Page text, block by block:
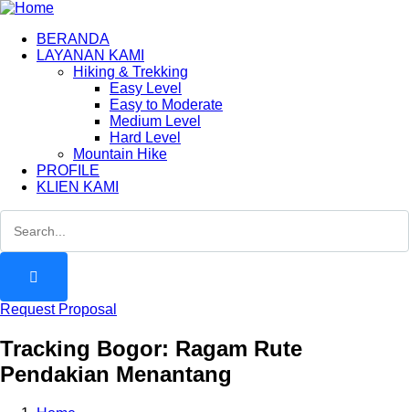
BERANDA
LAYANAN KAMI
Hiking & Trekking
Easy Level
Easy to Moderate
Medium Level
Hard Level
Mountain Hike
PROFILE
KLIEN KAMI
Request Proposal
Tracking Bogor: Ragam Rute
Pendakian Menantang